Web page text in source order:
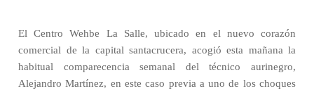
El Centro Wehbe La Salle, ubicado en el nuevo corazón
comercial de la capital santacrucera, acogió esta mañana la
habitual comparecencia semanal del técnico aurinegro,
Alejandro Martínez, en este caso previa a uno de los choques